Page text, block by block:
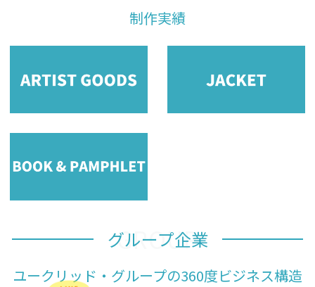
制作実績
グループ企業
GROUP
ユークリッド・グループの360度ビジネス構造